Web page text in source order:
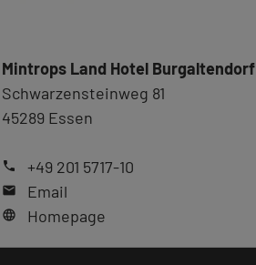
Mintrops Land Hotel Burgaltendorf
Schwarzensteinweg 81
45289 Essen
phone +49 201 5717-10
mail Email
language Homepage